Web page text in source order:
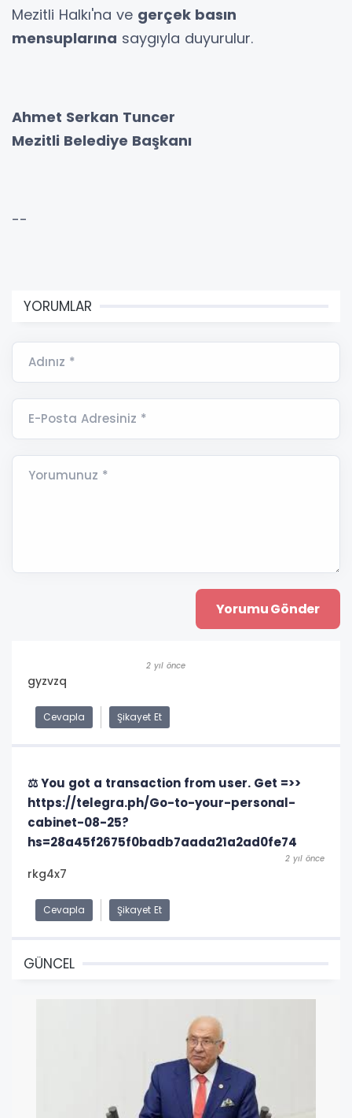
Mezitli Halkı'na ve gerçek basın
mensuplarına saygıyla duyurulur.
Ahmet Serkan Tuncer
Mezitli Belediye Başkanı
--
YORUMLAR
Adınız *
E-Posta Adresiniz *
Yorumunuz *
2 yıl önce
gyzvzq
Cevapla Şikayet Et
⚖ You got a transaction from user. Get =>>
https://telegra.ph/Go-to-your-personal-
cabinet-08-25?
hs=28a45f2675f0badb7aada21a2ad0fe74
2 yıl önce
rkg4x7
Cevapla Şikayet Et
GÜNCEL